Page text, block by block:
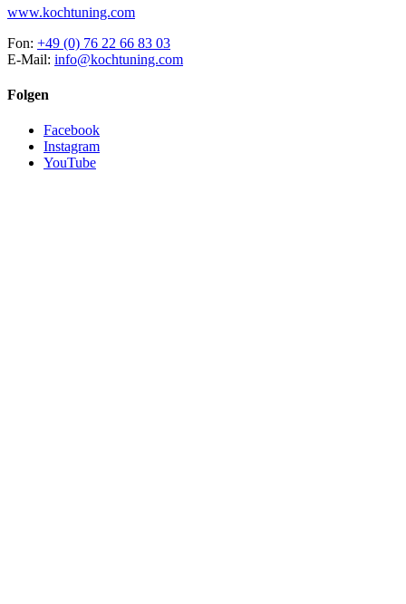
www.kochtuning.com
Fon: +49 (0) 76 22 66 83 03
E-Mail: info@kochtuning.com
Folgen
Facebook
Instagram
YouTube